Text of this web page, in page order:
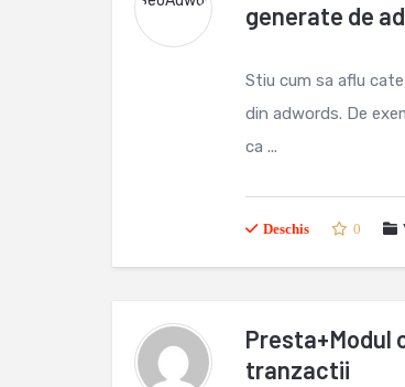
generate de
Stiu cum sa aflu
din adwords. De
ca ...
Deschis 0
Presta+Modul
tranzactii